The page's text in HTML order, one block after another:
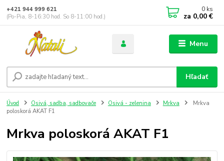
Menu
Hľadať
+421 944 999 621
(Po-Pia, 8-16:30 hod. So 8-11:00 hod.)
0 ks
za 0,00 €
Úvod Osivá, sadba, sadbovače Osivá - zelenina Mrkva
Mrkva
poloskorá AKAT F1
Mrkva poloskorá AKAT F1